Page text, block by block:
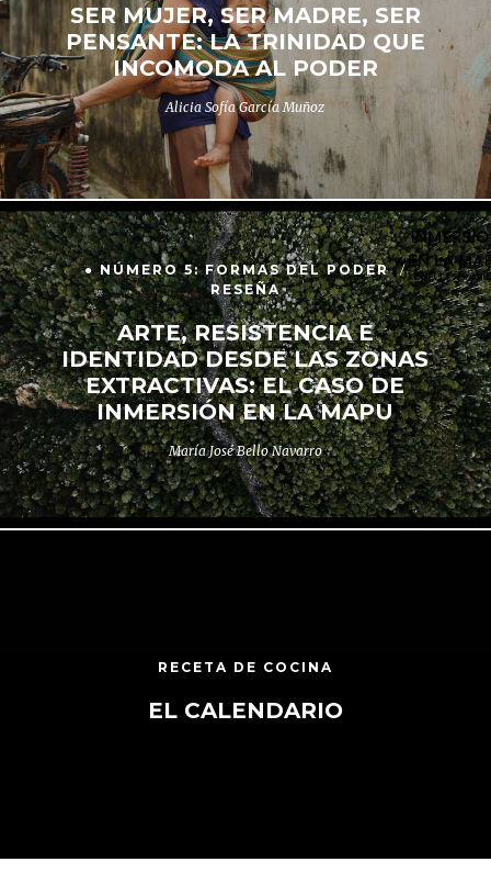
SER MUJER, SER MADRE, SER
PENSANTE: LA TRINIDAD QUE
INCOMODA AL PODER
Alicia Sofía García Muñoz
● NÚMERO 5: FORMAS DEL PODER
RESEÑA
ARTE, RESISTENCIA E
IDENTIDAD DESDE LAS ZONAS
EXTRACTIVAS: EL CASO DE
INMERSIÓN EN LA MAPU
María José Bello Navarro
RECETA DE COCINA
EL CALENDARIO